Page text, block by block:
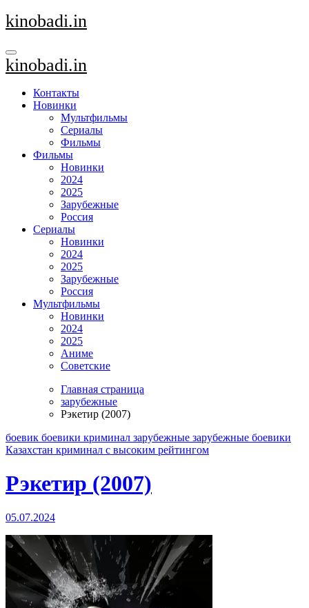
Перейти
к
kinobadi.in
kinobadi.in
Контакты
Новинки
Мультфильмы
Сериалы
Фильмы
Фильмы
Новинки
2024
2025
Зарубежные
Россия
Сериалы
Новинки
2024
2025
Зарубежные
Россия
Мультфильмы
Новинки
2024
2025
Аниме
Советские
Главная страница
зарубежные
Рэкетир (2007)
боевик боевики криминал зарубежные зарубежные боевики
Казахстан криминал с высоким рейтингом
Рэкетир (2007)
05.07.2024